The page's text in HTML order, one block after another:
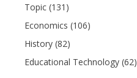
Topic (131)
Economics (106)
History (82)
Educational Technology (62)